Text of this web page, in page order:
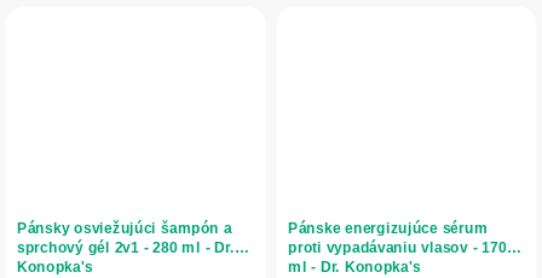
Pánsky osviežujúci šampón a
sprchový gél 2v1 - 280 ml - Dr.
Konopka's
Pánske energizujúce sérum
proti vypadávaniu vlasov - 170
ml - Dr. Konopka's